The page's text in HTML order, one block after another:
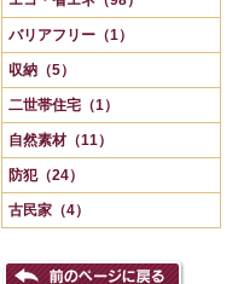
バリアフリー（1）
収納（5）
二世帯住宅（1）
自然素材（11）
防犯（24）
古民家（4）